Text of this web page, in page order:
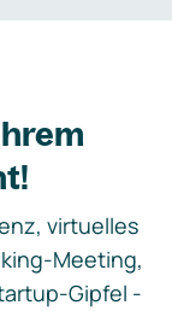
virtuelles
Meeting,
Gipfel -